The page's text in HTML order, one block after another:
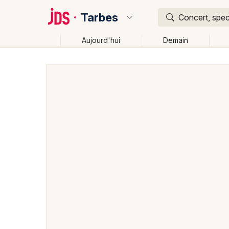
Tarbes Concert,
Aujourd'hui Demain